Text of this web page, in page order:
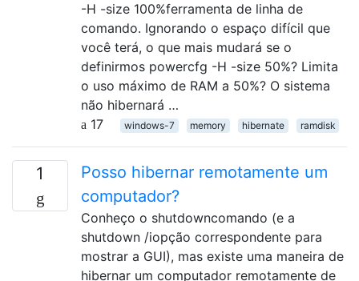
-H -size 100%ferramenta de linha de
comando. Ignorando o espaço difícil que
você terá, o que mais mudará se o
definirmos powercfg -H -size 50%? Limita
o uso máximo de RAM a 50%? O sistema
não hibernará …
17
windows-7 memory hibernate ramdisk
1
Posso hibernar remotamente um
computador?
Conheço o shutdowncomando (e a
shutdown /iopção correspondente para
mostrar a GUI), mas existe uma maneira de
hibernar um computador remotamente de